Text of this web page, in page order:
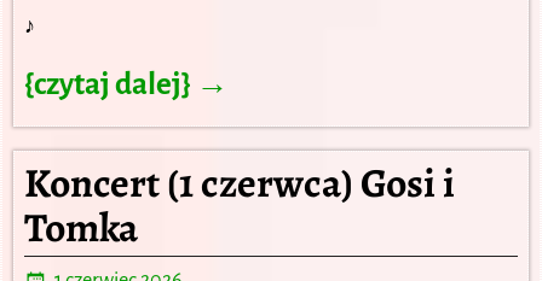
♪
{czytaj dalej} →
Koncert (1 czerwca) Gosi i
Tomka